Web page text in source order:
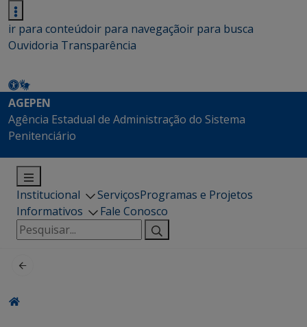
ir para conteúdoir para navegaçãoir para busca
Ouvidoria Transparência
AGEPEN
Agência Estadual de Administração do Sistema
Penitenciário
Institucional ServiçosProgramas e Projetos
Informativos
Fale Conosco
Pesquisar
por: